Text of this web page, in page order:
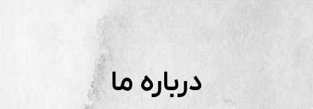
درباره ما